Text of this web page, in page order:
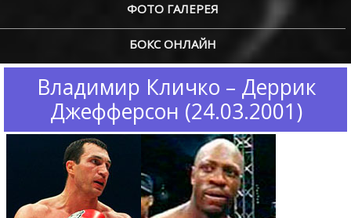
ФОТО ГАЛЕРЕЯ
БОКС ОНЛАЙН
Владимир Кличко – Деррик
Джефферсон (24.03.2001)